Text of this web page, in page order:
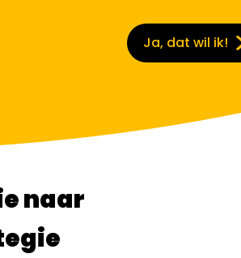
Ja, dat wil ik!
naar